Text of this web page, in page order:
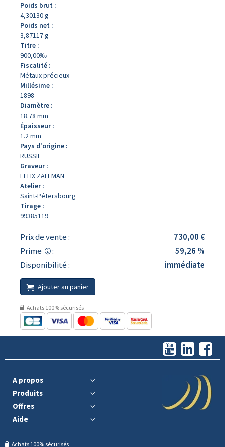
Poids brut :
4,30130 g
Poids net :
3,87117 g
Titre :
900,00‰
Fiscalité :
Métaux précieux
Millésime :
1898
Diamètre :
18.78 mm
Épaisseur :
1.2 mm
Pays d'origine :
RUSSIE
Graveur :
FELIX ZALEMAN
Atelier :
Saint-Pétersbourg
Tirage :
99385119
Prix de vente :
730,00 €
Prime
:
59,26 %
Disponibilité :
immédiate
Ajouter au panier
Achats 100% sécurisés
A propos
Produits
Offres
Aide
Achats 100% sécurisés